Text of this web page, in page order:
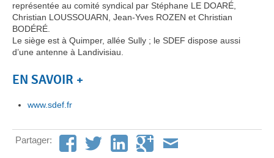
représentée au comité syndical par Stéphane LE DOARÉ,
Christian LOUSSOUARN, Jean-Yves ROZEN et Christian
BODÉRÉ.
Le siège est à Quimper, allée Sully ; le SDEF dispose aussi
d’une antenne à Landivisiau.
EN SAVOIR +
www.sdef.fr
Partager: